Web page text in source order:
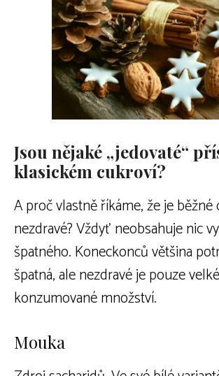
Jsou nějaké „jedovaté“
klasickém cukroví?
A proč vlastně říkáme, že je
nezdravé? Vždyť neobsahuje nic
špatného. Koneckonců většina
špatná, ale nezdravé je pouze velké
konzumované množství.
Mouka